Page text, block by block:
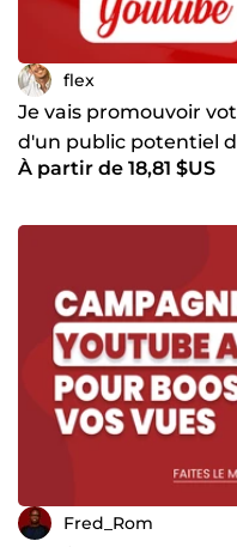
flex
Je vais promouvoir
d'un public potentiel
À partir de 18,81 $US
Fred_Rom